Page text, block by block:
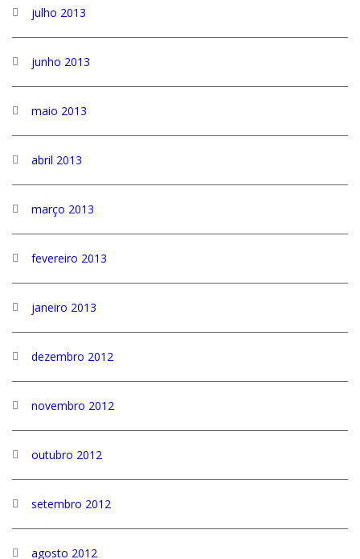
julho 2013
junho 2013
maio 2013
abril 2013
março 2013
fevereiro 2013
janeiro 2013
dezembro 2012
novembro 2012
outubro 2012
setembro 2012
agosto 2012